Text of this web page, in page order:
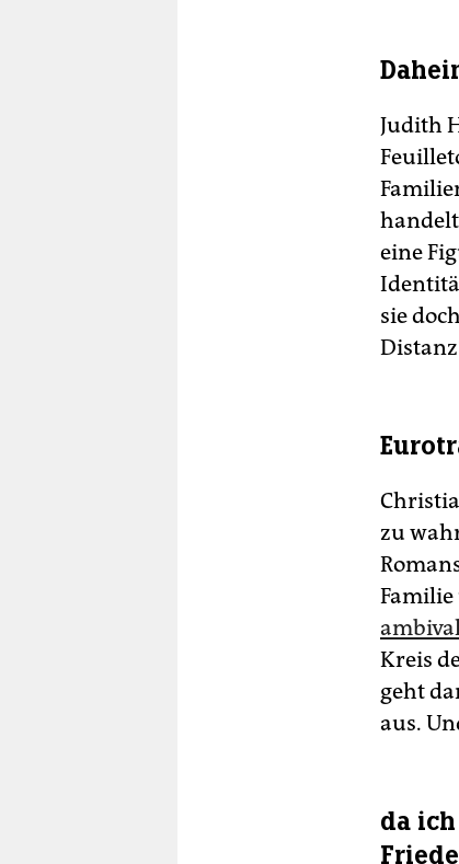
Judith
eine
sie
zu
Kreis
geht
aus.
da